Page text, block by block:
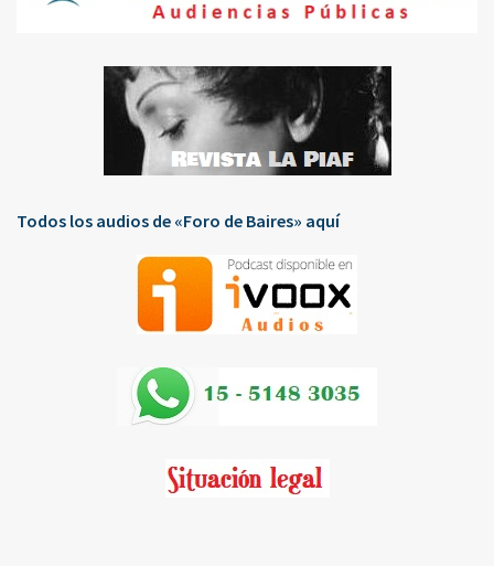
Todos los audios de «Foro de Baires» aquí